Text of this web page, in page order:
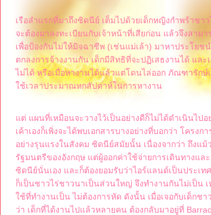
เรือลำแรกที่มาถึงซิดนีย์ เต็มไปด้วยเด็กหญิงกำพร้าชา
จะต้องมาลงทะเบียนกับเจ้าหน้าที่เสียก่อน แล้วจึงสาม
เพื่อป้องกันไม่ให้มิจฉาชีพ (เช่นแม่เล้า) มาหาประโยช
ตกลงการจ้างงานกัน เด็กมีสิทธิที่จะปฏิเสธงานได้ แล
ไม่ได้ หรือเมื่อหางานได้แล้วแต่โดนไล่ออก ภัณฑารักษ์
ช้เวลาประมาณหกสัปดาห์ในการหางาน
ต่ แผนที่เหมือนจะวางไว้เป็นอย่างดีก็ไม่ได้ดำเนินไป
เค้าเองก็เพิ่งจะได้พบเอกสารบางอย่างที่บอกว่า โครง
อย่างรุนแรงในสังคม ซิดนีย์สมัยนั้น เนื่องจากว่า ถึงแ
รัฐมนตรีของอังกฤษ แต่ผู้ออกค่าใช้จ่ายการเดินทางแล
ซิดนีย์นั่นเอง และก็ต้องยอมรับว่าไอร์แลนด์เป็นประเท
ก็เป็นชาวไร่ชาวนาเป็นส่วนใหญ่ จึงทำงานกันไม่เป็น
ช้ที่ทำงานเป็น ไม่ต้องการหัด ดังนั้น เมื่อเจอกับเด็กชา
ว่า เด็กที่ได้งานไปแล้วหลายคน ต้องกลับมาอยู่ที่